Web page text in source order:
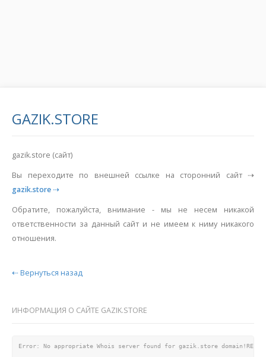
GAZIK.STORE
gazik.store (сайт)
Вы переходите по внешней ссылке на сторонний сайт ⇢
gazik.store⇢
Обратите, пожалуйста, внимание - мы не несем никакой
ответственности за данный сайт и не имеем к ниму никакого
отношения.
⇠ Вернуться назад
ИНФОРМАЦИЯ О САЙТЕ GAZIK.STORE
Error: No appropriate Whois server found for gazik.store